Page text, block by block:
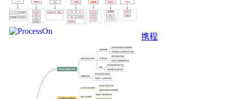
携程